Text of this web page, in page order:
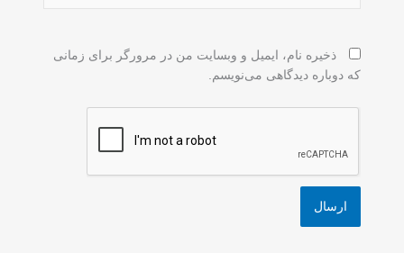
ذخیره نام، ایمیل و وبسایت من در مرورگر برای زمانی
که دوباره دیدگاهی می‌نویسم.